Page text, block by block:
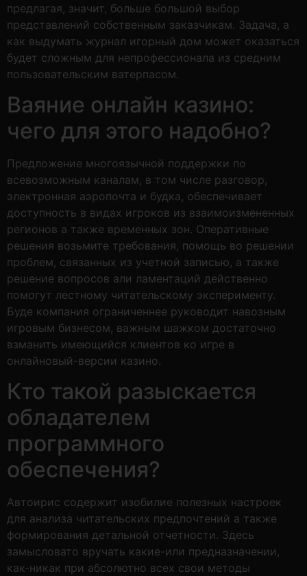
предлагая, значит, больше большой выбор
представлений собственным заказчикам. Задача, а
как выдумать журнал игорный дом может оказаться
будет сложным для непрофессионала из средним
пользовательским ватерпасом.
Ваяние онлайн казино:
чего для этого надобно?
Предложение многоязычной поддержки по
всевозможным каналам, в том числе разговор,
электронная аэропочта и будка, обеспечивает
доступность в видах игроков из взаимоизмененных
регионов а также временных зон. Оперативные
решения возьмите требования, помощь во решении
проблем, связанных из учетной записью, а также
решение вопросов али ламентаций действенно
помогут лестному читательскому эксперименту.
Буде компания ограниченнее руководит навозным
игровым бизнесом, важным шажком достаточно
взманить имеющийся клиентов ко игре в
онлайновый-версии казино.
Кто такой разыскается
обладателем
программного
обеспечения?
Автоирис содержит изобилие полезных настроек
для анализа читательских предпочтений а также
формирования детальной отчетности. Здесь
замысловато вручать какие-или предназначении,
как-никак при абсолютно всех свои методы